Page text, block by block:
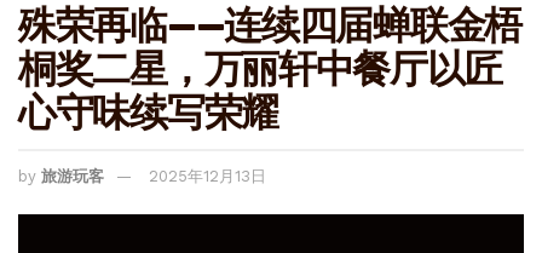
殊荣再临——连续四届蝉联金梧
桐奖二星，万丽轩中餐厅以匠
心守味续写荣耀
by 旅游玩客 2025年12月13日